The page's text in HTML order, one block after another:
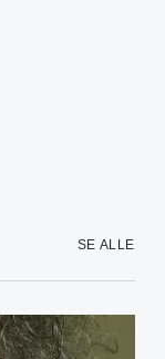
SE ALLE